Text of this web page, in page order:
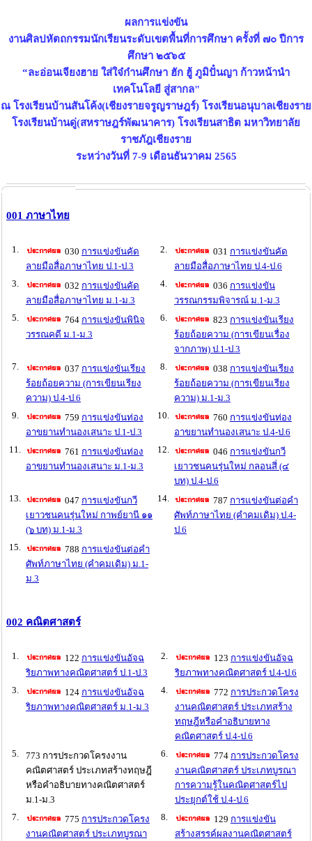
ผลการแข่งขัน
งานศิลปหัตถกรรมนักเรียนระดับเขตพื้นที่การศึกษา ครั้งที่ ๗๐ ปีการ
ศึกษา ๒๕๖๕
“ละอ่อนเจียงฮาย ใส่ใจ๋ก๋านศึกษา ฮัก ฮู้ ภูมิปั๋นญา ก้าวหน้านำ
เทคโนโลยี สู่สากล"
ณ โรงเรียนบ้านสันโค้ง(เชียงรายจรูญราษฎร์) โรงเรียนอนุบาลเชียงราย
โรงเรียนบ้านดู่(สหราษฎร์พัฒนาคาร) โรงเรียนสาธิต มหาวิทยาลัย
ราชภัฎเชียงราย
ระหว่างวันที่ 7-9 เดือนธันวาคม 2565
001 ภาษาไทย
1. 030 การแข่งขันคัด
ลายมือสื่อภาษาไทย ป.1-ป.3
2. 031 การแข่งขันคัด
ลายมือสื่อภาษาไทย ป.4-ป.6
3.
032 การแข่งขันคัด
ลายมือสื่อภาษาไทย ม.1-ม.3
4. 036 การแข่งขัน
วรรณกรรมพิจารณ์ ม.1-ม.3
5.
764 การแข่งขันพินิจ
วรรณคดี ม.1-ม.3
6. 823 การแข่งขันเรียง
ร้อยถ้อยความ (การเขียนเรื่อง
จากภาพ) ป.1-ป.3
7.
037 การแข่งขันเรียง
ร้อยถ้อยความ (การเขียนเรียง
ความ) ป.4-ป.6
8. 038 การแข่งขันเรียง
ร้อยถ้อยความ (การเขียนเรียง
ความ) ม.1-ม.3
9.
759 การแข่งขันท่อง
อาขยานทำนองเสนาะ ป.1-ป.3
10. 760 การแข่งขันท่อง
อาขยานทำนองเสนาะ ป.4-ป.6
11.
761 การแข่งขันท่อง
อาขยานทำนองเสนาะ ม.1-ม.3
12. 046 การแข่งขันกวี
เยาวชนคนรุ่นใหม่ กลอนสี่ (๔
บท) ป.4-ป.6
13.
047 การแข่งขันกวี
เยาวชนคนรุ่นใหม่ กาพย์ยานี ๑๑
(๖ บท) ม.1-ม.3
14. 787 การแข่งขันต่อคำ
ศัพท์ภาษาไทย (คำคมเดิม) ป.4-
ป.6
15.
788 การแข่งขันต่อคำ
ศัพท์ภาษาไทย (คำคมเดิม) ม.1-
ม.3
002 คณิตศาสตร์
1. 122 การแข่งขันอัจฉ
ริยภาพทางคณิตศาสตร์ ป.1-ป.3
2. 123 การแข่งขันอัจฉ
ริยภาพทางคณิตศาสตร์ ป.4-ป.6
3.
124 การแข่งขันอัจฉ
ริยภาพทางคณิตศาสตร์ ม.1-ม.3
4. 772 การประกวดโครง
งานคณิตศาสตร์ ประเภทสร้าง
ทฤษฎีหรือคำอธิบายทาง
คณิตศาสตร์ ป.4-ป.6
5.
773 การประกวดโครงงาน
คณิตศาสตร์ ประเภทสร้างทฤษฎี
หรือคำอธิบายทางคณิตศาสตร์
ม.1-ม.3
6. 774 การประกวดโครง
งานคณิตศาสตร์ ประเภทบูรณา
การความรู้ในคณิตศาสตร์ไป
ประยุกต์ใช้ ป.4-ป.6
7.
775 การประกวดโครง
งานคณิตศาสตร์ ประเภทบูรณา
8. 129 การแข่งขัน
สร้างสรรค์ผลงานคณิตศาสตร์